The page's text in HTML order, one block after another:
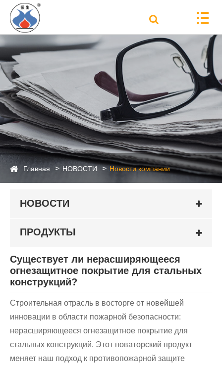
Главная НОВОСТИ Новости компании
НОВОСТИ
ПРОДУКТЫ
Существует ли нерасширяющееся
огнезащитное покрытие для стальных
конструкций?
Строительная отрасль в восторге от новейшей
инновации в области пожарной безопасности:
нерасширяющееся огнезащитное покрытие для
стальных конструкций. Этот новаторский продукт
меняет наш подход к противопожарной защите